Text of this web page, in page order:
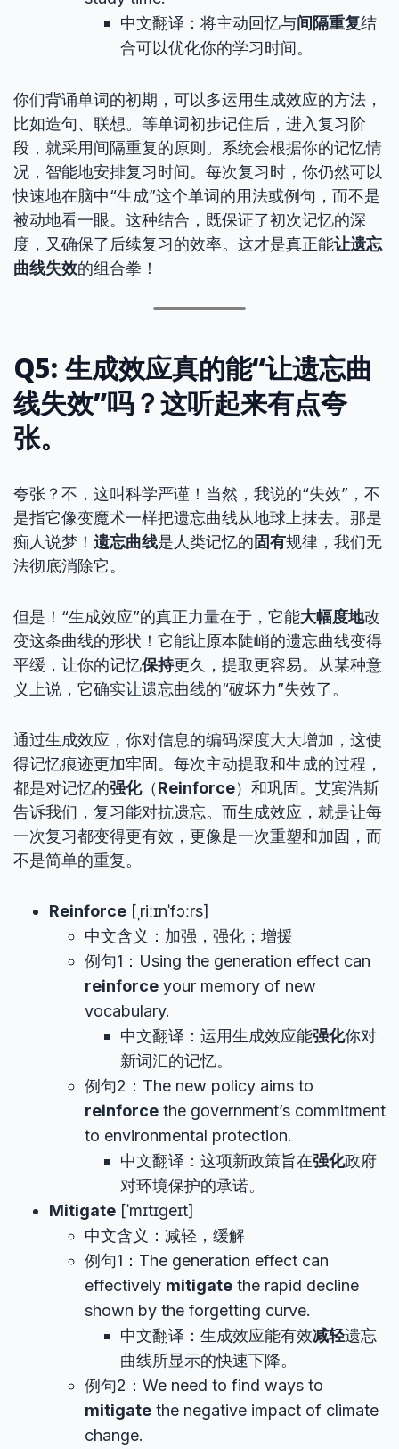
中文翻译：将主动回忆与间隔重复结
合可以优化你的学习时间。
你们背诵单词的初期，可以多运用生成效应的方法，
比如造句、联想。等单词初步记住后，进入复习阶
段，就采用间隔重复的原则。系统会根据你的记忆情
况，智能地安排复习时间。每次复习时，你仍然可以
快速地在脑中“生成”这个单词的用法或例句，而不是
被动地看一眼。这种结合，既保证了初次记忆的深
度，又确保了后续复习的效率。这才是真正能让遗忘
曲线失效的组合拳！
Q5: 生成效应真的能“让遗忘曲
线失效”吗？这听起来有点夸
张。
夸张？不，这叫科学严谨！当然，我说的“失效”，不
是指它像变魔术一样把遗忘曲线从地球上抹去。那是
痴人说梦！ 遗忘曲线是人类记忆的固有规律，我们无
法彻底消除它。
但是！“生成效应”的真正力量在于，它能大幅度地改
变这条曲线的形状！它能让原本陡峭的遗忘曲线变得
平缓，让你的记忆保持更久，提取更容易。从某种意
义上说，它确实让遗忘曲线的“破坏力”失效了。
通过生成效应，你对信息的编码深度大大增加，这使
得记忆痕迹更加牢固。每次主动提取和生成的过程，
都是对记忆的强化（Reinforce）和巩固。艾宾浩斯
告诉我们，复习能对抗遗忘。而生成效应，就是让每
一次复习都变得更有效，更像是一次重塑和加固，而
不是简单的重复。
Reinforce [ˌriːɪnˈfɔːrs]
中文含义：加强，强化；增援
例句1：Using the generation effect can
reinforce your memory of new
vocabulary.
中文翻译：运用生成效应能强化你对
新词汇的记忆。
例句2：The new policy aims to
reinforce the government’s commitment
to environmental protection.
中文翻译：这项新政策旨在强化政府
对环境保护的承诺。
Mitigate [ˈmɪtɪɡeɪt]
中文含义：减轻，缓解
例句1：The generation effect can
effectively mitigate the rapid decline
shown by the forgetting curve.
中文翻译：生成效应能有效减轻遗忘
曲线所显示的快速下降。
例句2：We need to find ways to
mitigate the negative impact of climate
change.